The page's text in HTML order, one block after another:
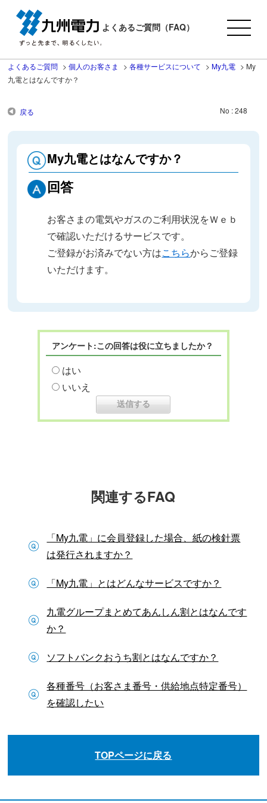
よくあるご質問（FAQ）
よくあるご質問 >個人のお客さま >各種サービスについて >My九電 > My
九電とはなんですか？
戻る No : 248
My九電とはなんですか？
回答
お客さまの電気やガスのご利用状況をＷｅｂ
で確認いただけるサービスです。
ご登録がお済みでない方はこちらからご登録
いただけます。
アンケート:この回答は役に立ちましたか？
はい
いいえ
関連するFAQ
「My九電」に会員登録した場合、紙の検針票
は発行されますか？
「My九電」とはどんなサービスですか？
九電グループまとめてあんしん割とはなんです
か？
ソフトバンクおうち割とはなんですか？
各種番号（お客さま番号・供給地点特定番号）
を確認したい
TOPページに戻る